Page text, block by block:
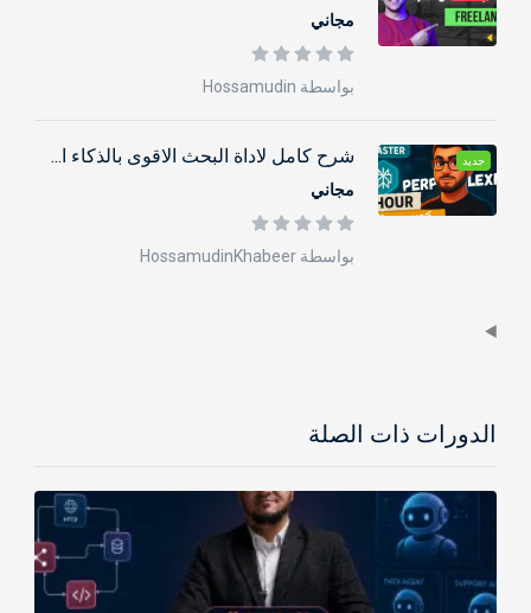
مجاني
بواسطة Hossamudin
جديد شرح كامل لاداة البحث الاقوى بالذكاء ا...
مجاني
بواسطة HossamudinKhabeer
الدورات ذات الصلة